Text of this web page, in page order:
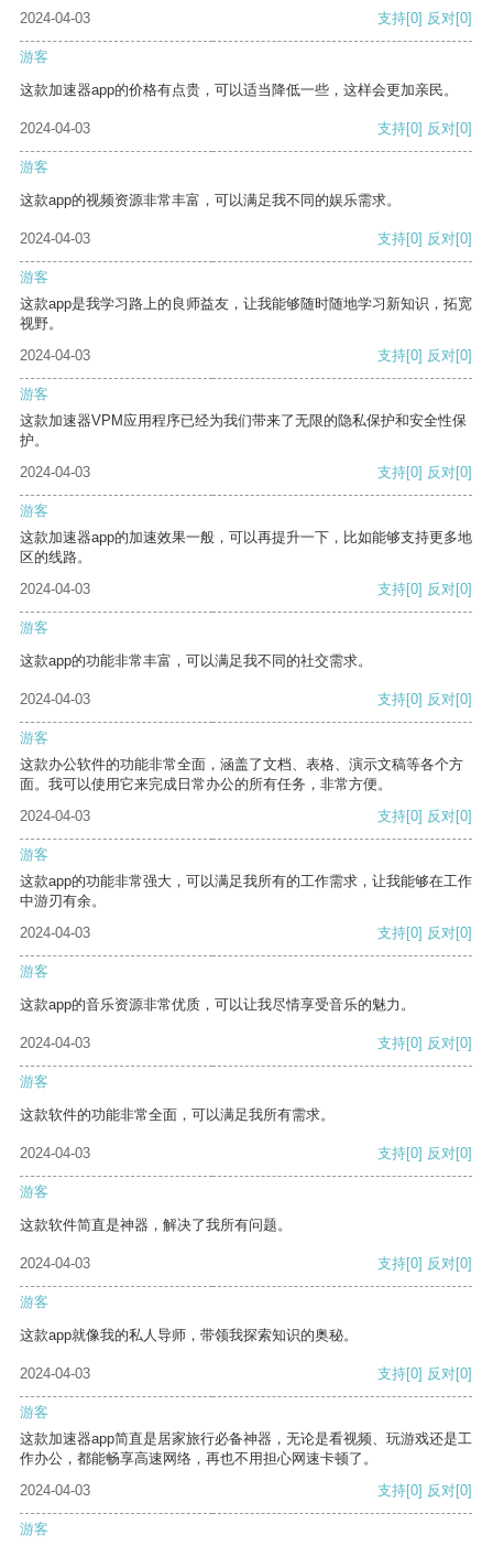
2024-04-03 支持[0] 反对[0]
游客
这款加速器app的价格有点贵，可以适当降低一些，这样会更加亲民。
2024-04-03 支持[0] 反对[0]
游客
这款app的视频资源非常丰富，可以满足我不同的娱乐需求。
2024-04-03 支持[0] 反对[0]
游客
这款app是我学习路上的良师益友，让我能够随时随地学习新知识，拓宽
视野。
2024-04-03
支持[0] 反对[0]
游客
这款加速器VPM应用程序已经为我们带来了无限的隐私保护和安全性保
护。
2024-04-03
支持[0] 反对[0]
游客
这款加速器app的加速效果一般，可以再提升一下，比如能够支持更多地
区的线路。
2024-04-03
支持[0] 反对[0]
游客
这款app的功能非常丰富，可以满足我不同的社交需求。
2024-04-03 支持[0] 反对[0]
游客
这款办公软件的功能非常全面，涵盖了文档、表格、演示文稿等各个方
面。我可以使用它来完成日常办公的所有任务，非常方便。
2024-04-03
支持[0] 反对[0]
游客
这款app的功能非常强大，可以满足我所有的工作需求，让我能够在工作
中游刃有余。
2024-04-03
支持[0] 反对[0]
游客
这款app的音乐资源非常优质，可以让我尽情享受音乐的魅力。
2024-04-03 支持[0] 反对[0]
游客
这款软件的功能非常全面，可以满足我所有需求。
2024-04-03 支持[0] 反对[0]
游客
这款软件简直是神器，解决了我所有问题。
2024-04-03 支持[0] 反对[0]
游客
这款app就像我的私人导师，带领我探索知识的奥秘。
2024-04-03 支持[0] 反对[0]
游客
这款加速器app简直是居家旅行必备神器，无论是看视频、玩游戏还是工
作办公，都能畅享高速网络，再也不用担心网速卡顿了。
2024-04-03
支持[0] 反对[0]
游客